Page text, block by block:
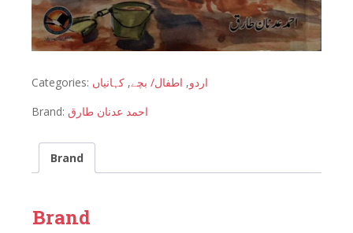
Categories: اردو, اطفال/ بچے, کہانیاں
Brand: احمد عدنان طارق
Brand
Brand